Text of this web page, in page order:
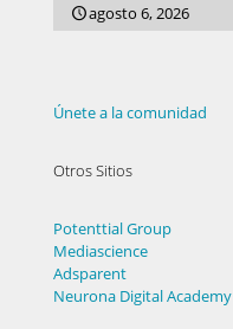
agosto 6, 2026
Únete a la comunidad
Otros Sitios
Potenttial Group
Mediascience
Adsparent
Neurona Digital Academy